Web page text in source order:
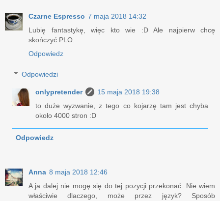
Czarne Espresso 7 maja 2018 14:32
Lubię fantastykę, więc kto wie :D Ale najpierw chcę
skończyć PLO.
Odpowiedz
Odpowiedzi
onlypretender
15 maja 2018 19:38
to duże wyzwanie, z tego co kojarzę tam jest chyba
około 4000 stron :D
Odpowiedz
Anna 8 maja 2018 12:46
A ja dalej nie mogę się do tej pozycji przekonać. Nie wiem
właściwie dlaczego, może przez język? Sposób